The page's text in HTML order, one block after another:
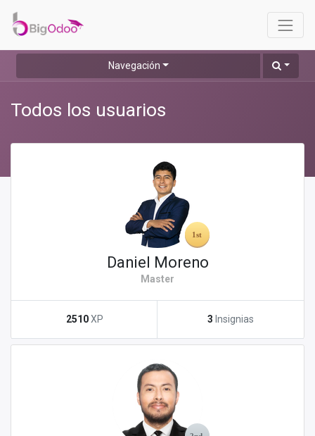
Navegación
Todos los usuarios
Daniel Moreno
Master
2510 XP 3 Insignias